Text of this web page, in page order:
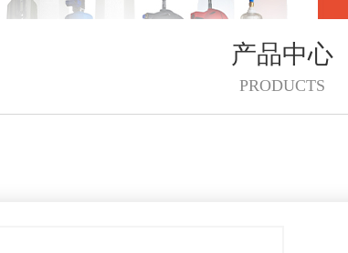
产品中心
PRODUCTS